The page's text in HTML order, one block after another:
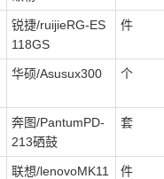
锐捷/ruijieRG-ES
118GS
件
华硕/Asusux300 个
奔图/PantumPD-
213硒鼓
套
联想/lenovoMK11
件